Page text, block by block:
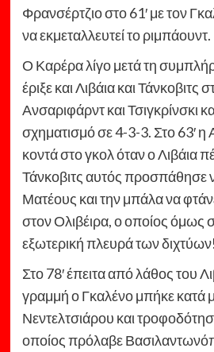
Φρανσέρτζιο στο 61′ με τον
να εκμεταλλευτεί το ριμπάουντ.
Ο Καρέρα λίγο μετά τη
έριξε και Λιβάια και Τάνκοβιτς
Ανσαριφάρντ και Τσιγκρίνσκι
σχηματισμό σε 4-3-3. Στο 63′
κοντά στο γκολ όταν ο Λιβάια
Τάνκοβιτς αυτός προσπάθησε
Ματέους και την μπάλα να
στον Ολιβέιρα, ο οποίος όμως
εξωτερική πλευρά των διχτύων!
Στο 78′ έπειτα από λάθος του
γραμμή ο Γκαλένο μπήκε κατά
Νεντελτσιάρου και
οποίος πρόλαβε